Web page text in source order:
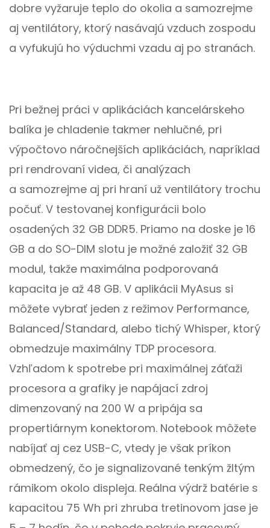
dobre vyžaruje teplo do okolia a samozrejme
aj ventilátory, ktorý nasávajú vzduch zospodu
a vyfukujú ho výduchmi vzadu aj po stranách.
Pri bežnej práci v aplikáciách kancelárskeho
balíka je chladenie takmer nehlučné, pri
výpočtovo náročnejších aplikáciách, napríklad
pri rendrovaní videa, či analýzach
a samozrejme aj pri hraní už ventilátory trochu
počuť. V testovanej konfigurácii bolo
osadených 32 GB DDR5. Priamo na doske je 16
GB a do SO-DIM slotu je možné založiť 32 GB
modul, takže maximálna podporovaná
kapacita je až 48 GB. V aplikácii MyAsus si
môžete vybrať jeden z režimov Performance,
Balanced/Standard, alebo tichý Whisper, ktorý
obmedzuje maximálny TDP procesora.
Vzhľadom k spotrebe pri maximálnej záťaži
procesora a grafiky je napájací zdroj
dimenzovaný na 200 W a pripája sa
propertiárnym konektorom. Notebook môžete
nabíjať aj cez USB-C, vtedy je však príkon
obmedzený, čo je signalizované tenkým žltým
rámikom okolo displeja. Reálna výdrž batérie s
kapacitou 75 Wh pri zhruba tretinovom jase je